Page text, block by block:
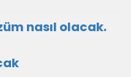
nasıl olacak.